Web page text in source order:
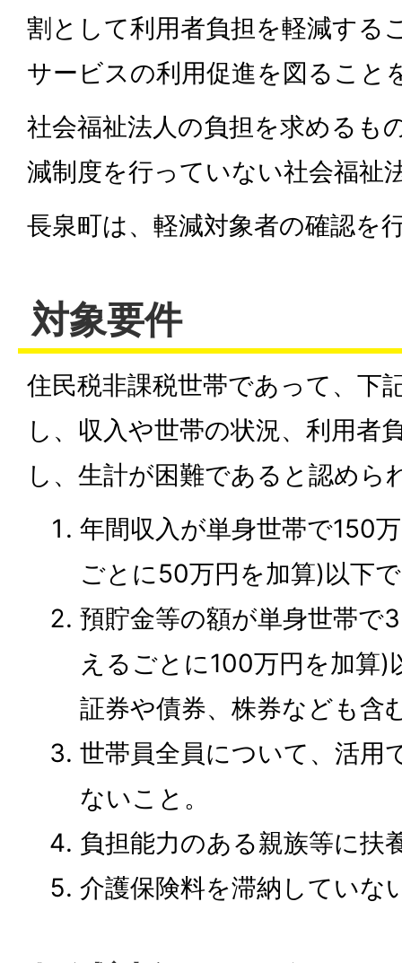
割として利用者負担を軽減する
サービスの利用促進を図ること
社会福祉法人の負担を求めるも
減制度を行っていない社会福祉
長泉町は、軽減対象者の確認を
対象要件
住民税非課税世帯であって、下
し、収入や世帯の状況、利用者
し、生計が困難であると認めら
年間収入が単身世帯で150
ごとに50万円を加算)以下
預貯金等の額が単身世帯で
えるごとに100万円を加算
証券や債券、株券なども含
世帯員全員について、活用
ないこと。
負担能力のある親族等に扶
介護保険料を滞納していな